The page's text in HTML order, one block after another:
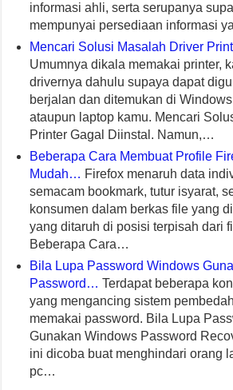
informasi ahli, serta serupanya
mempunyai persediaan informasi
Mencari Solusi Masalah Driver
Umumnya dikala memakai printer,
drivernya dahulu supaya dapat
berjalan dan ditemukan di
ataupun laptop kamu. Mencari
Printer Gagal Diinstal. Namun,…
Beberapa Cara Membuat Profile
Mudah… Firefox menaruh data
semacam bookmark, tutur isyarat,
konsumen dalam berkas file yang
yang ditaruh di posisi terpisah dari
Beberapa Cara…
Bila Lupa Password Windows
Password… Terdapat beberapa
yang mengancing sistem
memakai password. Bila Lupa
Gunakan Windows Password
ini dicoba buat menghindari orang
pc…